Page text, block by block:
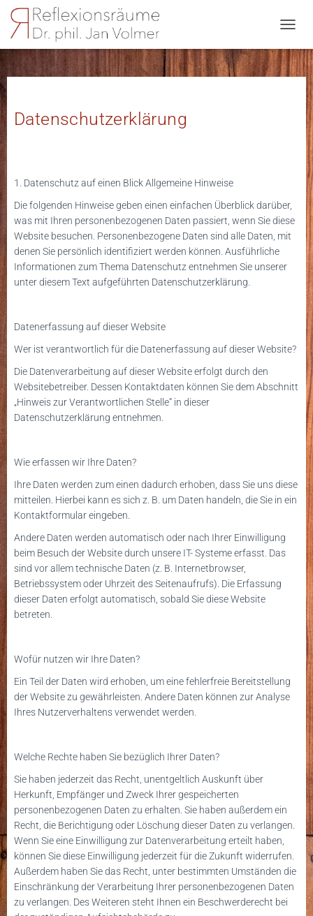
A
V
I
C
H
A
Datenschutzerklärung
1. Datenschutz auf einen BlickAllgemeine Hinweise
Die folgenden Hinweise geben einen einfachen Überblick darüber,
was mit Ihren personenbezogenen Daten passiert, wenn Sie diese
Website besuchen. Personenbezogene Daten sind alle Daten, mit
denen Sie persönlich identifiziert werden können. Ausführliche
Informationen zum Thema Datenschutz entnehmen Sie unserer
unter diesem Text aufgeführten Datenschutzerklärung.
Datenerfassung auf dieser Website
Wer ist verantwortlich für die Datenerfassung auf dieser Website?
Die Datenverarbeitung auf dieser Website erfolgt durch den
Websitebetreiber. Dessen Kontaktdaten können Sie dem Abschnitt
„Hinweis zur Verantwortlichen Stelle“ in dieser
Datenschutzerklärung entnehmen.
Wie erfassen wir Ihre Daten?
Ihre Daten werden zum einen dadurch erhoben, dass Sie uns diese
mitteilen. Hierbei kann es sich z. B. um Daten handeln, die Sie in ein
Kontaktformular eingeben.
Andere Daten werden automatisch oder nach Ihrer Einwilligung
beim Besuch der Website durch unsere IT- Systeme erfasst. Das
sind vor allem technische Daten (z. B. Internetbrowser,
Betriebssystem oder Uhrzeit des Seitenaufrufs). Die Erfassung
dieser Daten erfolgt automatisch, sobald Sie diese Website
betreten.
Wofür nutzen wir Ihre Daten?
Ein Teil der Daten wird erhoben, um eine fehlerfreie Bereitstellung
der Website zu gewährleisten. Andere Daten können zur Analyse
Ihres Nutzerverhaltens verwendet werden.
Welche Rechte haben Sie bezüglich Ihrer Daten?
Sie haben jederzeit das Recht, unentgeltlich Auskunft über
Herkunft, Empfänger und Zweck Ihrer gespeicherten
personenbezogenen Daten zu erhalten. Sie haben außerdem ein
Recht, die Berichtigung oder Löschung dieser Daten zu verlangen.
Wenn Sie eine Einwilligung zur Datenverarbeitung erteilt haben,
können Sie diese Einwilligung jederzeit für die Zukunft widerrufen.
Außerdem haben Sie das Recht, unter bestimmten Umständen die
Einschränkung der Verarbeitung Ihrer personenbezogenen Daten
zu verlangen. Des Weiteren steht Ihnen ein Beschwerderecht bei